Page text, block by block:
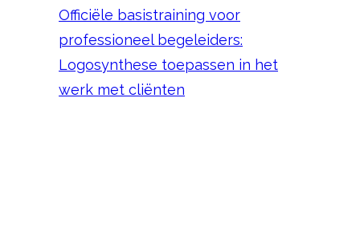
Officiële basistraining voor
professioneel begeleiders:
Logosynthese toepassen in het
werk met cliënten